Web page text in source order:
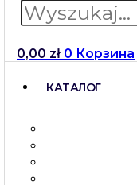
0,00 zł 0 Корзина
КАТАЛОГ